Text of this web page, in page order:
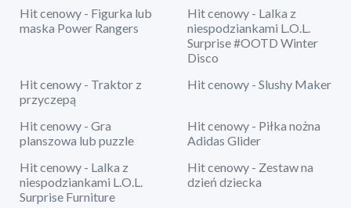
Hit cenowy - Figurka lub
maska Power Rangers
Hit cenowy - Lalka z
niespodziankami L.O.L.
Surprise #OOTD Winter
Disco
Hit cenowy - Traktor z
przyczepą
Hit cenowy - Slushy Maker
Hit cenowy - Gra
planszowa lub puzzle
Hit cenowy - Piłka nożna
Adidas Glider
Hit cenowy - Lalka z
niespodziankami L.O.L.
Surprise Furniture
Hit cenowy - Zestaw na
dzień dziecka